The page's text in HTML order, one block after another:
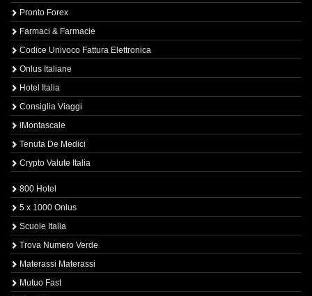
Pronto Forex
Farmaci & Farmacie
Codice Univoco Fattura Elettronica
Onlus Italiane
Hotel Italia
Consiglia Viaggi
iMontascale
Tenuta De Medici
Crypto Valute Italia
800 Hotel
5 x 1000 Onlus
Scuole Italia
Trova Numero Verde
Materassi Materassi
Mutuo Fast